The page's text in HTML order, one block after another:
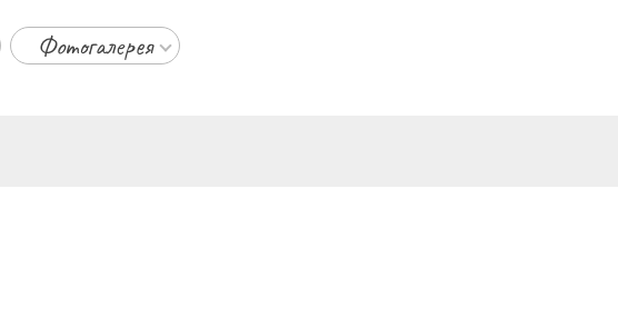
Фотогалерея